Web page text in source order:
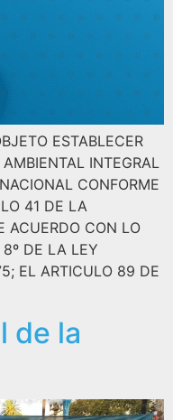
ESTABLECER
INTEGRAL
CONFORME
41 DE LA
ACUERDO CON LO
8º DE LA LEY
EL ARTICULO 89 DE
de la